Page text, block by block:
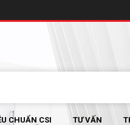
CHUẨN CSI TƯ VẤN